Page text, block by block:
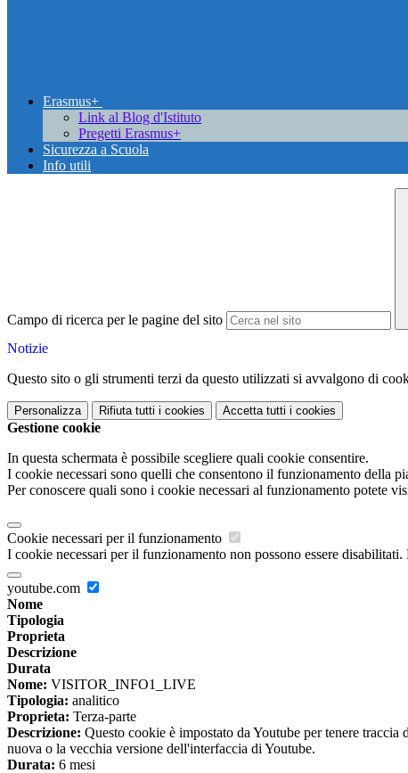
Erasmus+
Link al Blog d'Istituto
Pregetti Erasmus+
Sicurezza a Scuola
Info utili
Campo di ricerca per le pagine del sito
Notizie
Questo sito o gli strumenti terzi da questo utilizzati si avvalgono di
Personalizza Rifiuta tutti i cookies Accetta tutti i cookies
Gestione cookie
In questa schermata è possibile scegliere quali cookie consentire.
I cookie necessari sono quelli che consentono il funzionamento della
Per conoscere quali sono i cookie necessari al funzionamento potete
Cookie necessari per il funzionamento
I cookie necessari per il funzionamento non possono essere
youtube.com
Nome
Tipologia
Proprieta
Descrizione
Durata
Nome: VISITOR_INFO1_LIVE
Tipologia: analitico
Proprieta: Terza-parte
Descrizione: Questo cookie è impostato da Youtube per tenere
nuova o la vecchia versione dell'interfaccia di Youtube.
Durata: 6 mesi